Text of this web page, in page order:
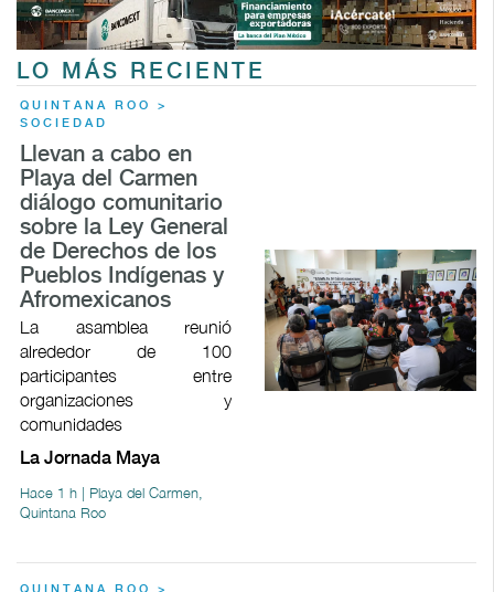
LO MÁS RECIENTE
QUINTANA ROO >
SOCIEDAD
Llevan a cabo en
Playa del Carmen
diálogo comunitario
sobre la Ley General
de Derechos de los
Pueblos Indígenas y
Afromexicanos
La asamblea reunió
alrededor de 100
participantes entre
organizaciones y
comunidades
La Jornada Maya
Hace 1 h | Playa del Carmen,
Quintana Roo
QUINTANA ROO >